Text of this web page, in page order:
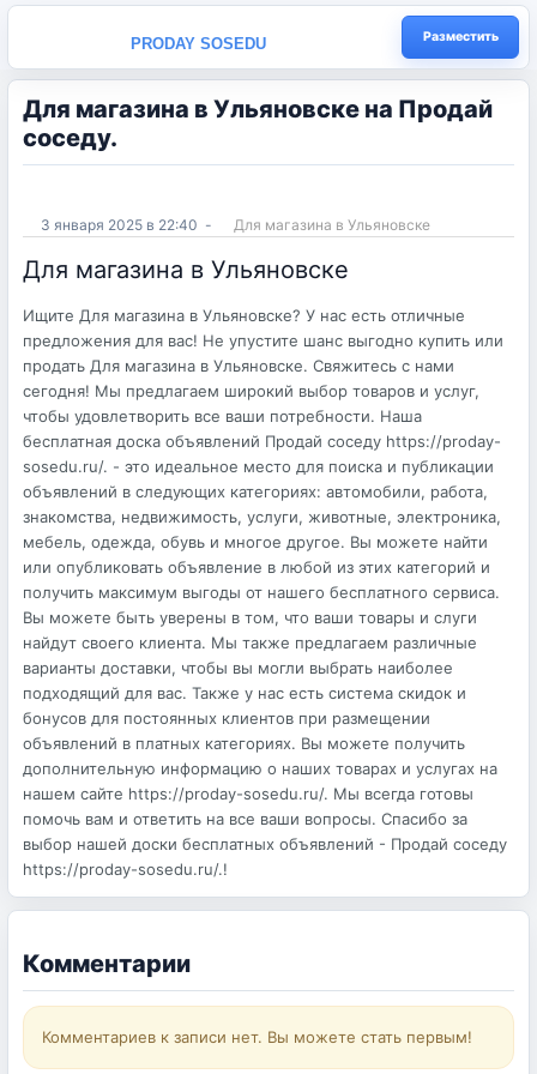
PRODAY SOSEDU Разместить
Для магазина в Ульяновске на Продай
соседу.
3 января 2025 в 22:40 - Для магазина в Ульяновске
Для магазина в Ульяновске
Ищите Для магазина в Ульяновске? У нас есть отличные
предложения для вас! Не упустите шанс выгодно купить или
продать Для магазина в Ульяновске. Свяжитесь с нами
сегодня! Мы предлагаем широкий выбор товаров и услуг,
чтобы удовлетворить все ваши потребности. Наша
бесплатная доска объявлений Продай соседу https://proday-
sosedu.ru/. - это идеальное место для поиска и публикации
объявлений в следующих категориях: автомобили, работа,
знакомства, недвижимость, услуги, животные, электроника,
мебель, одежда, обувь и многое другое. Вы можете найти
или опубликовать объявление в любой из этих категорий и
получить максимум выгоды от нашего бесплатного сервиса.
Вы можете быть уверены в том, что ваши товары и слуги
найдут своего клиента. Мы также предлагаем различные
варианты доставки, чтобы вы могли выбрать наиболее
подходящий для вас. Также у нас есть система скидок и
бонусов для постоянных клиентов при размещении
объявлений в платных категориях. Вы можете получить
дополнительную информацию о наших товарах и услугах на
нашем сайте https://proday-sosedu.ru/. Мы всегда готовы
помочь вам и ответить на все ваши вопросы. Спасибо за
выбор нашей доски бесплатных объявлений - Продай соседу
https://proday-sosedu.ru/.!
Комментарии
Комментариев к записи нет. Вы можете стать первым!